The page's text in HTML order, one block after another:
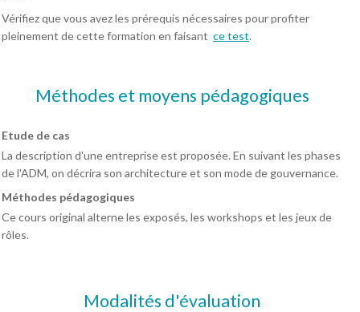
Vérifiez que vous avez les prérequis nécessaires pour profiter
pleinement de cette formation en faisant ce test.
Méthodes et moyens pédagogiques
Etude de cas
La description d'une entreprise est proposée. En suivant les phases
de l'ADM, on décrira son architecture et son mode de gouvernance.
Méthodes pédagogiques
Ce cours original alterne les exposés, les workshops et les jeux de
rôles.
Modalités d'évaluation